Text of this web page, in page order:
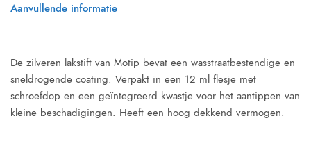
Aanvullende informatie
De zilveren lakstift van Motip bevat een wasstraatbestendige en
sneldrogende coating. Verpakt in een 12 ml flesje met
schroefdop en een geïntegreerd kwastje voor het aantippen van
kleine beschadigingen. Heeft een hoog dekkend vermogen.